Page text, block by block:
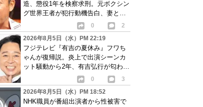
造、懲役1年を検察求刑。元ボクシン
グ世界王者が犯行動機告白、妻と離
0
2
2026年8月5日（水）PM 22:19
フジテレビ『有吉の夏休み』フワち
ゃんが復帰説。炎上で出演シーンカ
ット騒動から2年、有吉弘行が匂わせ
0
3
2026年8月5日（水）PM 18:52
NHK職員が番組出演者から性被害で